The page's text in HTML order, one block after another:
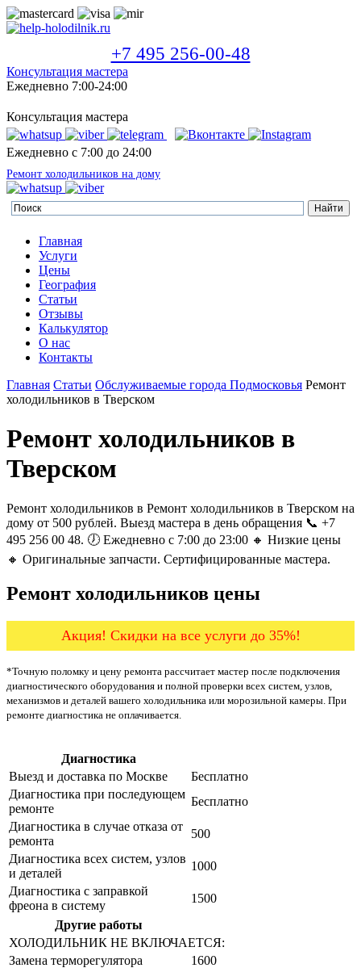
+7 495 256-00-48
Консультация мастера
Ежедневно 7:00-24:00
Консультация мастера
Ежедневно с 7:00 до 24:00
Ремонт холодильников на дому
Главная
Услуги
Цены
География
Статьи
Отзывы
Калькулятор
О нас
Контакты
Главная Статьи Обслуживаемые города Подмосковья Ремонт
холодильников в Тверском
Ремонт холодильников в
Тверском
Ремонт холодильников в Ремонт холодильников в Тверском на
дому от 500 рублей. Выезд мастера в день обращения 📞 +7
495 256 00 48. 🕖 Ежедневно с 7:00 до 23:00 🔸 Низкие цены
🔸 Оригинальные запчасти. Сертифицированные мастера.
Ремонт холодильников цены
Акция! Скидки на все услуги до 35%!
*Точную поломку и цену ремонта рассчитает мастер после подключения
диагностического оборудования и полной проверки всех систем, узлов,
механизмов и деталей вашего холодильника или морозильной камеры. При
ремонте диагностика не оплачивается.
Диагностика
Выезд и доставка по Москве
Бесплатно
Диагностика при последующем
ремонте
Бесплатно
Диагностика в случае отказа от
ремонта
500
Диагностика всех систем, узлов
и деталей
1000
Диагностика с заправкой
фреона в систему
1500
Другие работы
ХОЛОДИЛЬНИК НЕ ВКЛЮЧАЕТСЯ:
Замена терморегулятора
1600